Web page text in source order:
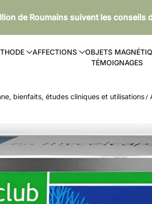
de Roumains suivent les conseils
AFFECTIONS OBJETS
TÉMOIGNAGES
bienfaits, études cliniques et utilisations